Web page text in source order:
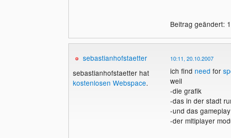
Beitrag geändert:
sebastianhofstaetter
sebastianhofstaetter hat
kostenlosen Webspace.
10:11, 20.10.2007
ich find need for
weil
-die grafik
-das in der stadt
-und das gameplay
-der mltiplayer